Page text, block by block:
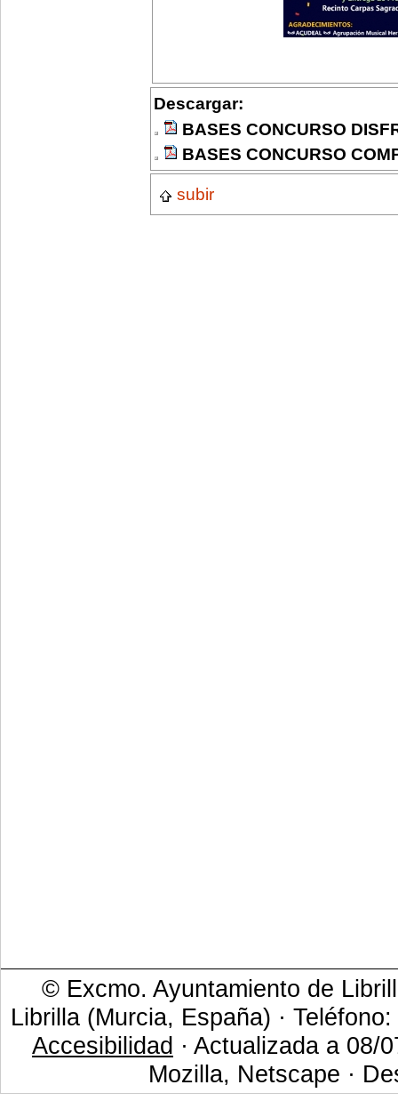
Descargar:
BASES CONCURSO
BASES CONCURSO
subir
© Excmo. Ayuntamiento de
Librilla (Murcia, España) ·
Accesibilidad · Actualizada a 08/
Mozilla, Netscape ·